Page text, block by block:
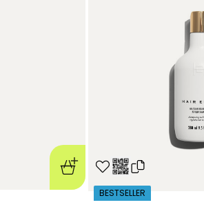
BESTSELLER